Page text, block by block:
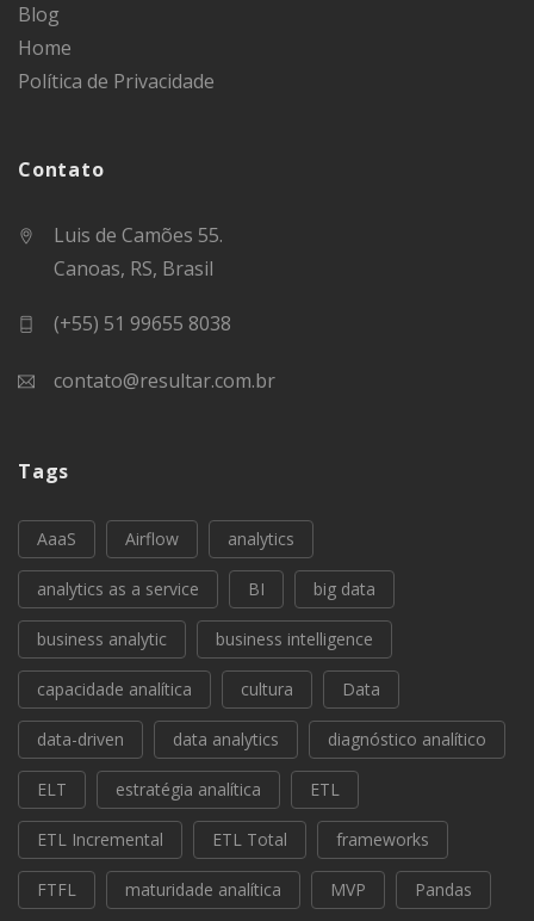
Blog
Home
Política de Privacidade
Contato
Luis de Camões 55.
Canoas, RS, Brasil
(+55) 51 99655 8038
contato@resultar.com.br
Tags
AaaS Airflow analytics
analytics as a service BI big data
business analytic business intelligence
capacidade analítica cultura Data
data-driven data analytics diagnóstico analítico
ELT estratégia analítica ETL
ETL Incremental ETL Total frameworks
FTFL maturidade analítica MVP Pandas